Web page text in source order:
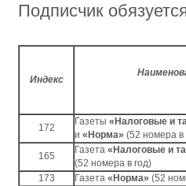
Подписчик
Индекс
172
Газеты «Налоговые и
и «Норма» (52 номера в
165
Газета «Налоговые и
(52 номера в год)
173
Газета «Норма» (52